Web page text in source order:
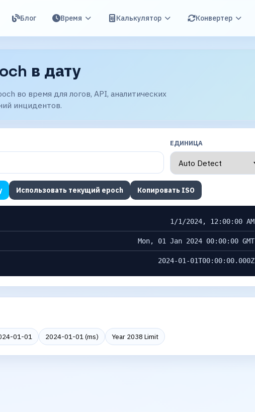
Блог Время Калькулятор Конвертер
в дату
во время для логов, API, аналитических
инцидентов.
ЕДИНИЦА
Использовать текущий epoch Копировать ISO
1/1/2024, 12:00:00 AM
Mon, 01 Jan 2024 00:00:00 GMT
2024-01-01T00:00:00.000Z
01-01 2024-01-01 (ms) Year 2038 Limit